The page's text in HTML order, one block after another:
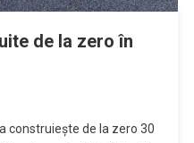
de la zero în
construiește de la zero 30